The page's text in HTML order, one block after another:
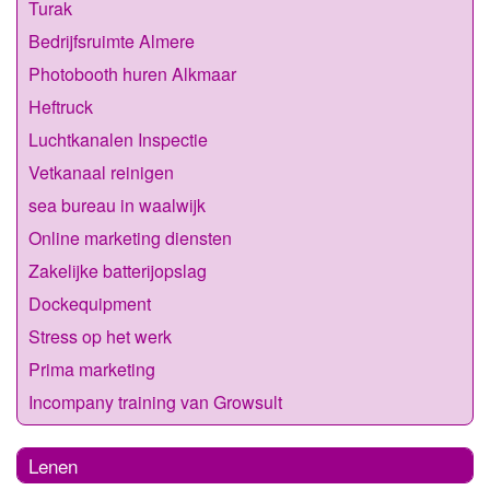
Turak
Bedrijfsruimte Almere
Photobooth huren Alkmaar
Heftruck
Luchtkanalen Inspectie
Vetkanaal reinigen
sea bureau in waalwijk
Online marketing diensten
Zakelijke batterijopslag
Dockequipment
Stress op het werk
Prima marketing
Incompany training van Growsult
Lenen